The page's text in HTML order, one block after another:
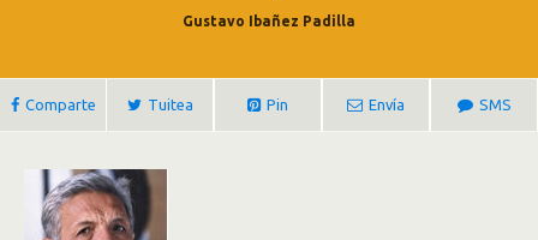
Gustavo Ibañez Padilla
Comparte Tuitea Pin Envía SMS